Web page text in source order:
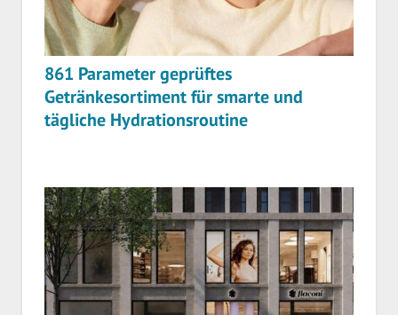
861 Parameter geprüftes
Getränkesortiment für smarte und
tägliche Hydrationsroutine